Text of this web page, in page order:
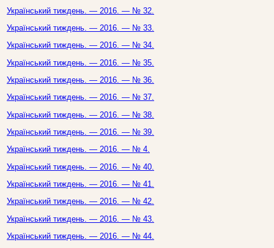
Український тиждень. — 2016. — № 32.
Український тиждень. — 2016. — № 33.
Український тиждень. — 2016. — № 34.
Український тиждень. — 2016. — № 35.
Український тиждень. — 2016. — № 36.
Український тиждень. — 2016. — № 37.
Український тиждень. — 2016. — № 38.
Український тиждень. — 2016. — № 39.
Український тиждень. — 2016. — № 4.
Український тиждень. — 2016. — № 40.
Український тиждень. — 2016. — № 41.
Український тиждень. — 2016. — № 42.
Український тиждень. — 2016. — № 43.
Український тиждень. — 2016. — № 44.